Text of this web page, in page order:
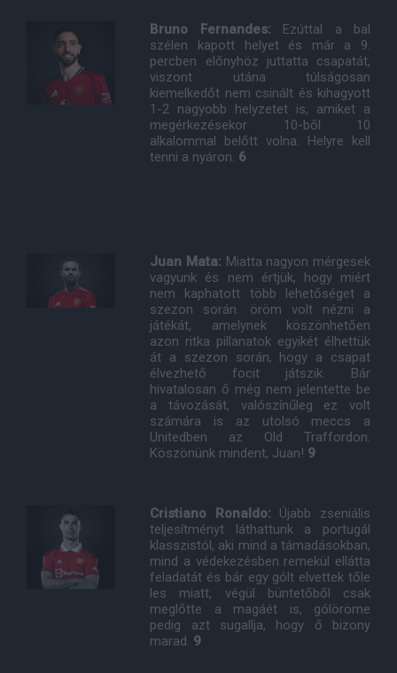
Bruno Fernandes: Ezúttal a bal
szélen kapott helyet és már a 9.
percben előnyhöz juttatta csapatát,
viszont utána túlságosan
kiemelkedőt nem csinált és kihagyott
1-2 nagyobb helyzetet is, amiket a
megérkezésekor 10-ből 10
alkalommal belőtt volna. Helyre kell
tenni a nyáron. 6
Juan Mata: Miatta nagyon mérgesek
vagyunk és nem értjük, hogy miért
nem kaphatott több lehetőséget a
szezon során. öröm volt nézni a
játékát, amelynek köszönhetően
azon ritka pillanatok egyikét élhettük
át a szezon során, hogy a csapat
élvezhető focit játszik. Bár
hivatalosan ő még nem jelentette be
a távozását, valószínűleg ez volt
számára is az utolsó meccs a
Unitedben az Old Traffordon.
Köszönünk mindent, Juan! 9
Cristiano Ronaldo: Újabb zseniális
teljesítményt láthattunk a portugál
klasszistól, aki mind a támadásokban,
mind a védekezésben remekül ellátta
feladatát és bár egy gólt elvettek tőle
les miatt, végül büntetőből csak
meglőtte a magáét is, gólöröme
pedig azt sugallja, hogy ő bizony
marad. 9